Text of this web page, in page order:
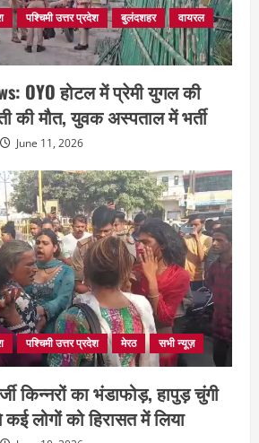
पश्चिमी उत्तर प्रदेश बुलंदशहर
वायरल
OYO होटल में प्रेमी युगल की
की मौत, युवक अस्पताल में भर्ती
June 11, 2026
पश्चिमी उत्तर प्रदेश मेरठ सभी न्यूज़
किन्नरों का भंडाफोड़, हापुड़ चुंगी
लोगों को हिरासत में लिया